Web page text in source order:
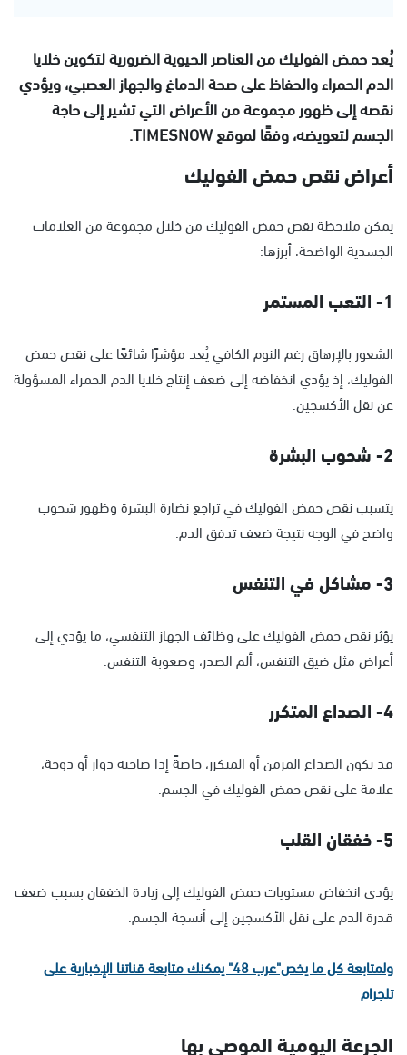
يُعد حمض الفوليك من العناصر الحيوية الضرورية لتكوين خلايا
الدم الحمراء والحفاظ على صحة الدماغ والجهاز العصبي، ويؤدي
نقصه إلى ظهور مجموعة من الأعراض التي تشير إلى حاجة
الجسم لتعويضه، وفقًا لموقع TIMESNOW.
أعراض نقص حمض الفوليك
يمكن ملاحظة نقص حمض الفوليك من خلال مجموعة من العلامات
الجسدية الواضحة، أبرزها:
1- التعب المستمر
الشعور بالإرهاق رغم النوم الكافي يُعد مؤشرًا شائعًا على نقص حمض
الفوليك، إذ يؤدي انخفاضه إلى ضعف إنتاج خلايا الدم الحمراء المسؤولة
عن نقل الأكسجين.
2- شحوب البشرة
يتسبب نقص حمض الفوليك في تراجع نضارة البشرة وظهور شحوب
واضح في الوجه نتيجة ضعف تدفق الدم.
3- مشاكل في التنفس
يؤثر نقص حمض الفوليك على وظائف الجهاز التنفسي، ما يؤدي إلى
أعراض مثل ضيق التنفس، ألم الصدر، وصعوبة التنفس.
4- الصداع المتكرر
قد يكون الصداع المزمن أو المتكرر، خاصةً إذا صاحبه دوار أو دوخة،
علامة على نقص حمض الفوليك في الجسم.
5- خفقان القلب
يؤدي انخفاض مستويات حمض الفوليك إلى زيادة الخفقان بسبب ضعف
قدرة الدم على نقل الأكسجين إلى أنسجة الجسم.
ولمتابعة كل ما يخص"عرب 48" يمكنك متابعة قناتنا الإخبارية على
تلجرام
الجرعة اليومية الموصى بها